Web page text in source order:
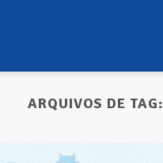
ARQUIVOS DE TAG: